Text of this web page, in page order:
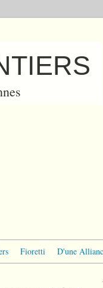
Fioretti D'une